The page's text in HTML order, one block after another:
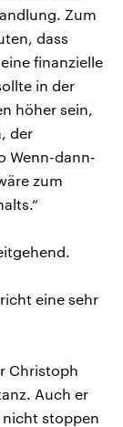
Zum
dass
finanzielle
in der
höher sein,
der
Wenn-dann-
zum
eine sehr
Christoph
Auch er
nicht stoppen